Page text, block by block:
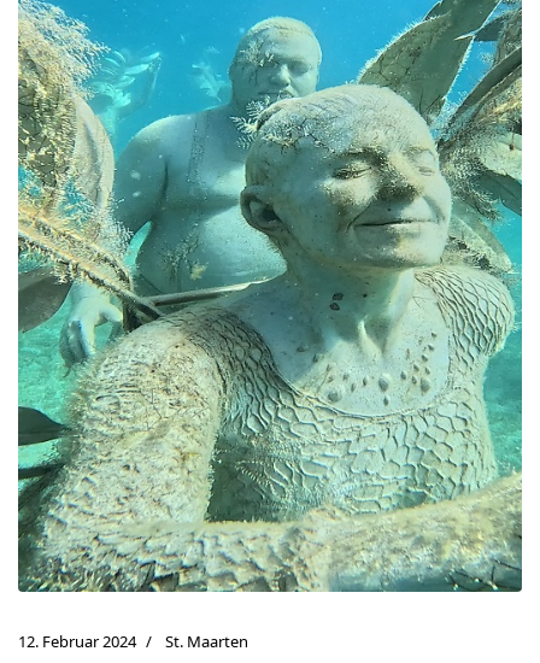
12. Februar 2024 St. Maarten